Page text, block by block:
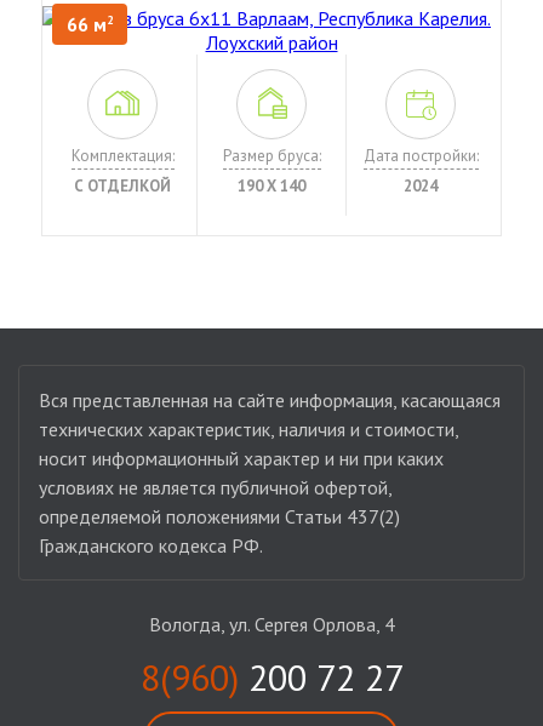
66 м2
Комплектация:
С ОТДЕЛКОЙ
Размер бруса:
190 Х 140
Дата постройки:
2024
Вся представленная на сайте информация, касающаяся
технических характеристик, наличия и стоимости,
носит информационный характер и ни при каких
условиях не является публичной офертой,
определяемой положениями Статьи 437(2)
Гражданского кодекса РФ.
Вологда, ул. Сергея Орлова, 4
8(960) 200 72 27